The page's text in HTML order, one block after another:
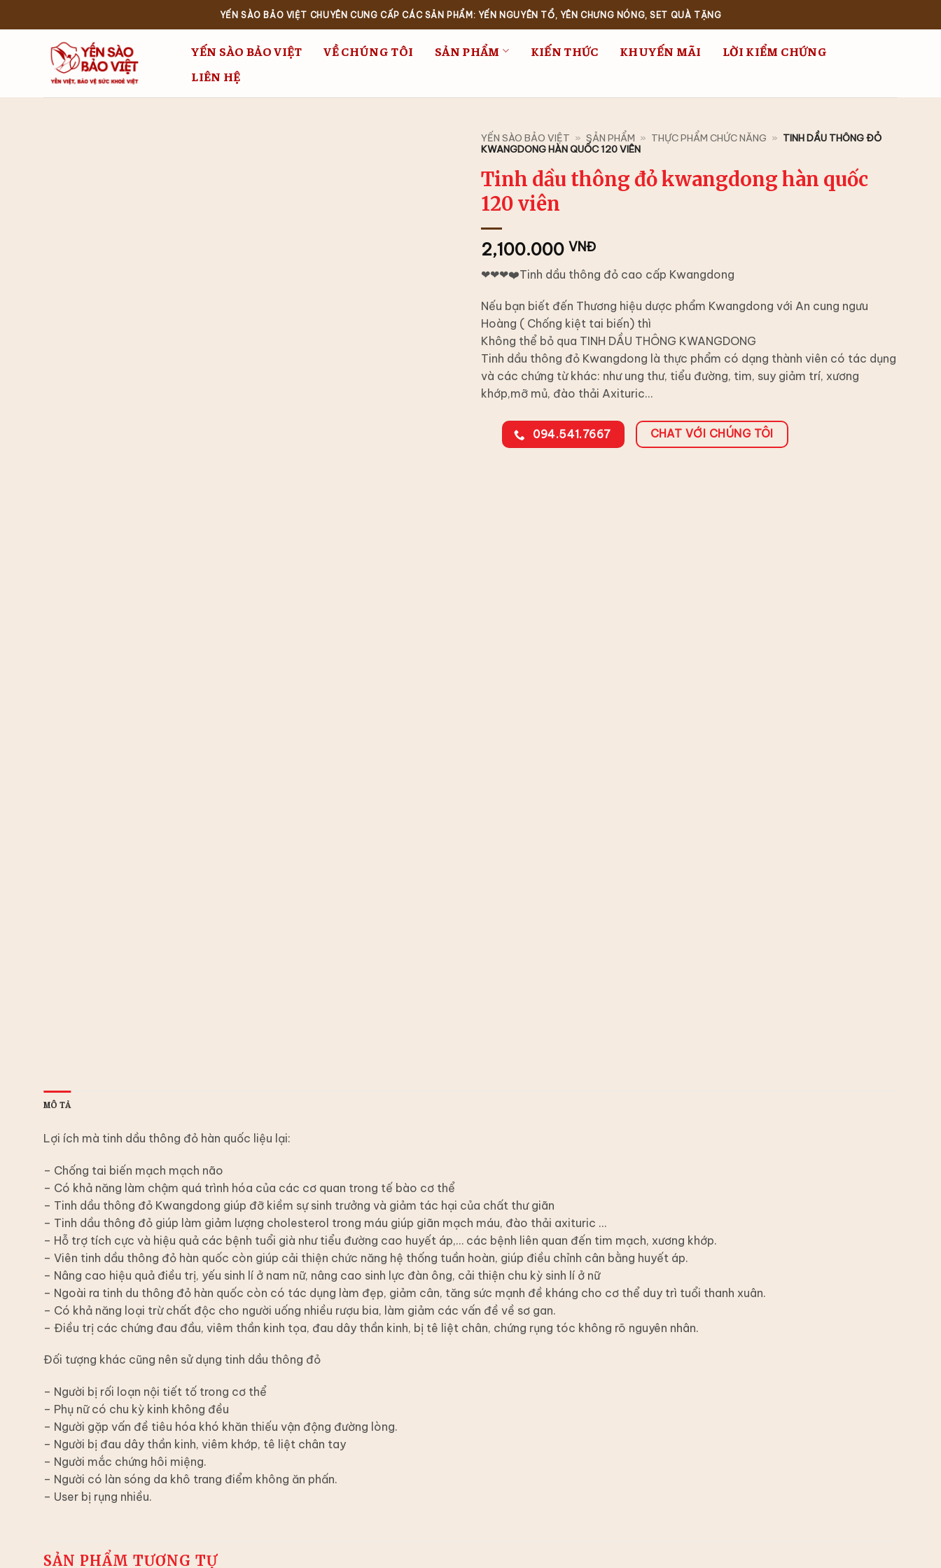
YẾN SÀO BẢO VIỆT CHUYÊN CUNG CẤP CÁC SẢN PHẨM: YẾN NGUYÊN TỔ, YÊN CHƯNG NÓNG, SET QUÀ TẶNG
YẾN SÀO BẢO VIỆT VỀ CHÚNG TÔI SẢN PHẨM KIẾN THỨC KHUYẾN MÃI
LỜI KIỂM CHỨNG
LIÊN HỆ
YẾN SÀO BẢO VIỆT » SẢN PHẨM » THỰC PHẨM CHỨC NĂNG » TINH DẦU THÔNG ĐỎ
KWANGDONG HÀN QUỐC 120 VIÊN
Tinh dầu thông đỏ kwangdong hàn quốc
120 viên
2,100.000 VNĐ
❤❤❤❤️Tinh dầu thông đỏ cao cấp Kwangdong
Nếu bạn biết đến Thương hiệu dược phẩm Kwangdong với An cung ngưu
Hoàng ( Chống kiệt tai biến) thì
Không thể bỏ qua TINH DẦU THÔNG KWANGDONG
Tinh dầu thông đỏ Kwangdong là thực phẩm có dạng thành viên có tác dụng
và các chứng từ khác: như ung thư, tiểu đường, tim, suy giảm trí, xương
khớp,mỡ mủ, đào thải Axituric…
094.541.7667 CHAT VỚI CHÚNG TÔI
MÔ TẢ
Lợi ích mà tinh dầu thông đỏ hàn quốc liệu lại:
– Chống tai biến mạch mạch não
– Có khả năng làm chậm quá trình hóa của các cơ quan trong tế bào cơ thể
– Tinh dầu thông đỏ Kwangdong giúp đỡ kiềm sự sinh trưởng và giảm tác hại của chất thư giãn
– Tinh dầu thông đỏ giúp làm giảm lượng cholesterol trong máu giúp giãn mạch máu, đào thải axituric …
– Hỗ trợ tích cực và hiệu quả các bệnh tuổi già như tiểu đường cao huyết áp,… các bệnh liên quan đến tim mạch, xương khớp.
– Viên tinh dầu thông đỏ hàn quốc còn giúp cải thiện chức năng hệ thống tuần hoàn, giúp điều chỉnh cân bằng huyết áp.
– Nâng cao hiệu quả điều trị, yếu sinh lí ở nam nữ, nâng cao sinh lực đàn ông, cải thiện chu kỳ sinh lí ở nữ
– Ngoài ra tinh du thông đỏ hàn quốc còn có tác dụng làm đẹp, giảm cân, tăng sức mạnh đề kháng cho cơ thể duy trì tuổi thanh xuân.
– Có khả năng loại trừ chất độc cho người uống nhiều rượu bia, làm giảm các vấn đề về sơ gan.
– Điều trị các chứng đau đầu, viêm thần kinh tọa, đau dây thần kinh, bị tê liệt chân, chứng rụng tóc không rõ nguyên nhân.
Đối tượng khác cũng nên sử dụng tinh dầu thông đỏ
– Người bị rối loạn nội tiết tố trong cơ thể
– Phụ nữ có chu kỳ kinh không đều
– Người gặp vấn đề tiêu hóa khó khăn thiếu vận động đường lòng.
– Người bị đau dây thần kinh, viêm khớp, tê liệt chân tay
– Người mắc chứng hôi miệng.
– Người có làn sóng da khô trang điểm không ăn phấn.
– User bị rụng nhiều.
SẢN PHẨM TƯƠNG TỰ